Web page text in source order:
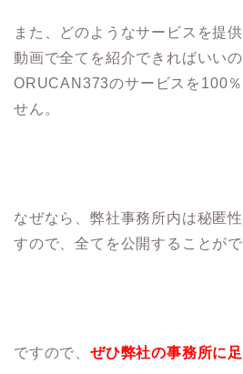
また、どのようなサービスを提
動画で全てを紹介できればいい
ORUCAN373のサービスを100
せん。
なぜなら、弊社事務所内は秘匿
すので、全てを公開することが
ですので、 ぜひ弊社の事務所に